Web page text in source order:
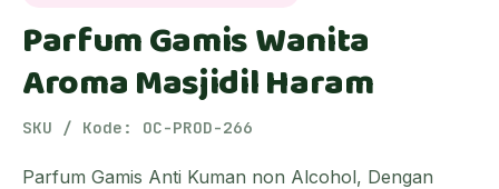
Parfum Gamis Wanita
Aroma Masjidil Haram
SKU / Kode: OC-PROD-266
Parfum Gamis Anti Kuman non Alcohol, Dengan